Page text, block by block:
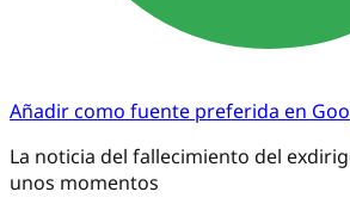
Añadir como fuente preferida en
La noticia del fallecimiento del
unos momentos